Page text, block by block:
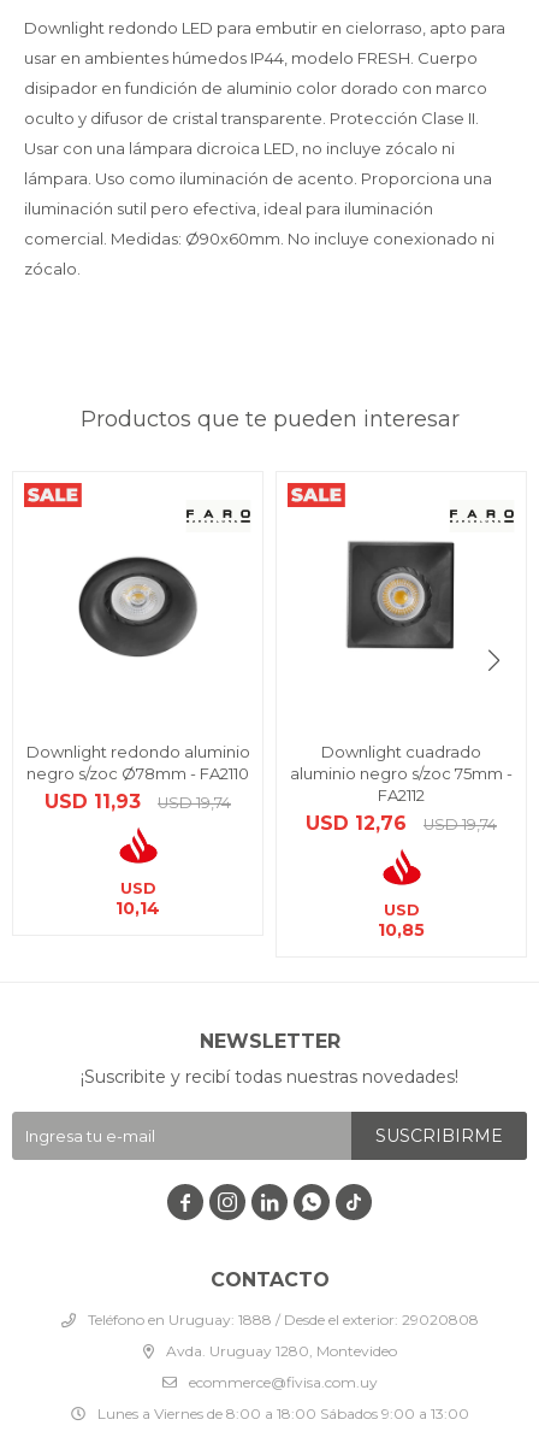
Downlight redondo LED para embutir en cielorraso, apto para
usar en ambientes húmedos IP44, modelo FRESH. Cuerpo
disipador en fundición de aluminio color dorado con marco
oculto y difusor de cristal transparente. Protección Clase II.
Usar con una lámpara dicroica LED, no incluye zócalo ni
lámpara. Uso como iluminación de acento. Proporciona una
iluminación sutil pero efectiva, ideal para iluminación
comercial. Medidas: Ø90x60mm. No incluye conexionado ni
zócalo.
Productos que te pueden interesar
Downlight redondo aluminio
negro s/zoc Ø78mm - FA2110
USD 11,93 USD 19,74
USD
10,14
Downlight cuadrado
aluminio negro s/zoc 75mm -
FA2112
USD 12,76 USD 19,74
USD
10,85
CONTACTO
Teléfono en Uruguay: 1888 / Desde el exterior: 29020808
Avda. Uruguay 1280, Montevideo
ecommerce@fivisa.com.uy
Lunes a Viernes de 8:00 a 18:00 Sábados 9:00 a 13:00
NEWSLETTER
¡Suscribite y recibí todas nuestras novedades!
SUSCRIBIRME
   